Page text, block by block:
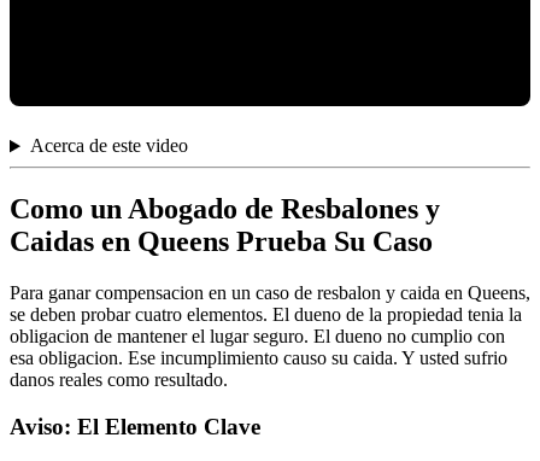
Acerca de este video
Como un Abogado de Resbalones y
Caidas en Queens Prueba Su Caso
Para ganar compensacion en un caso de resbalon y caida en Queens,
se deben probar cuatro elementos. El dueno de la propiedad tenia la
obligacion de mantener el lugar seguro. El dueno no cumplio con
esa obligacion. Ese incumplimiento causo su caida. Y usted sufrio
danos reales como resultado.
Aviso: El Elemento Clave